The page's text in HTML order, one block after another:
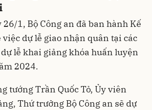
26/1, Bộ Công an đã ban hành Kế
việc dự lễ giao nhận quân tại các
lễ khai giảng khóa huấn luyện
2024.
tướng Trần Quốc Tỏ, Ủy viên
Thứ trưởng Bộ Công an sẽ dự